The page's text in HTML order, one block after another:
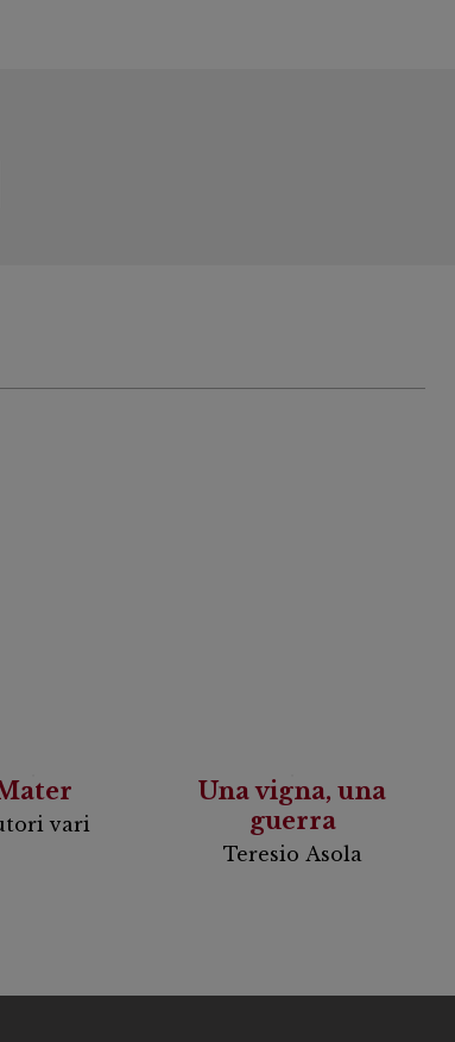
vari
Una vigna, una
guerra
Teresio Asola